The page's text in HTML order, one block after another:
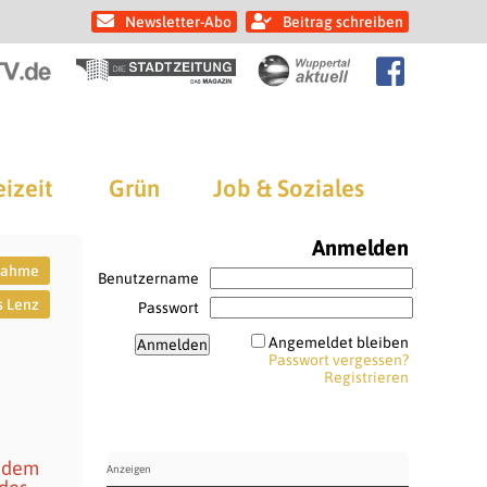
Newsletter-Abo Beitrag schreiben
Grün Job & Soziales
Lenz
Anmelden
Benutzername
Passwort
Angemeldet bleiben
Passwort vergessen?
Registrieren